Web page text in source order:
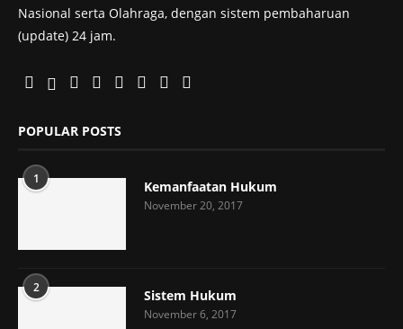
Nasional serta Olahraga, dengan sistem pembaharuan
(update) 24 jam.
POPULAR POSTS
1 Kemanfaatan Hukum
November 20, 2017
2 Sistem Hukum
November 6, 2017